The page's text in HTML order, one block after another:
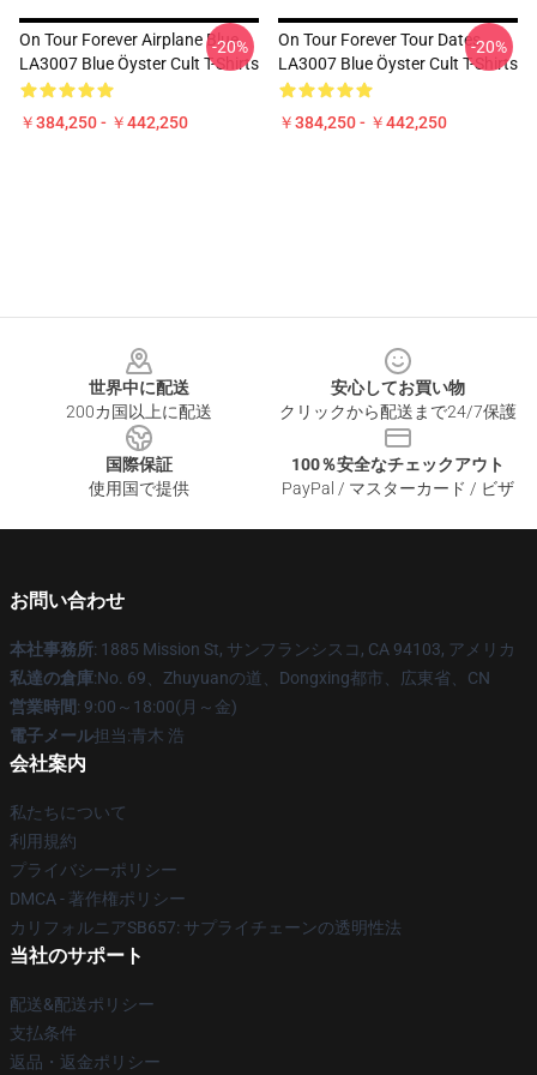
On Tour Forever Airplane Blue
LA3007 Blue Öyster Cult T-Shirts
￥384,250 - ￥442,250
-20%
On Tour Forever Tour Dates
LA3007 Blue Öyster Cult T-Shirts
￥384,250 - ￥442,250
-20%
世界中に配送
200カ国以上に配送
安心してお買い物
クリックから配送まで24/7保護
国際保証
使用国で提供
100％安全なチェックアウト
PayPal / マスターカード / ビザ
お問い合わせ
本社事務所: 1885 Mission St, サンフランシスコ, CA 94103, アメリカ
私達の倉庫:No. 69、Zhuyuanの道、Dongxing都市、広東省、CN
営業時間: 9:00～18:00(月～金)
電子メール担当:青木 浩
会社案内
私たちについて
利用規約
プライバシーポリシー
DMCA - 著作権ポリシー
カリフォルニアSB657: サプライチェーンの透明性法
当社のサポート
配送&配送ポリシー
支払条件
返品・返金ポリシー